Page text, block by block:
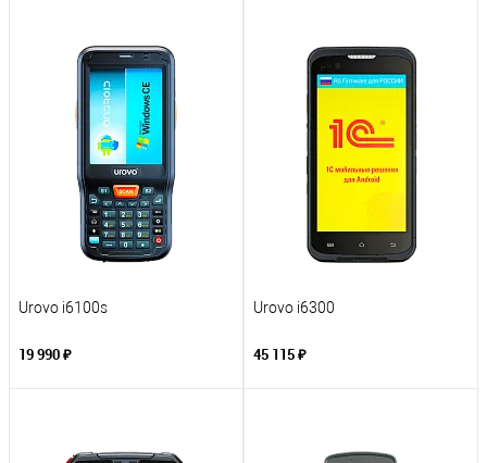
Urovo i6100s
19 990 ₽
Urovo i6300
45 115 ₽